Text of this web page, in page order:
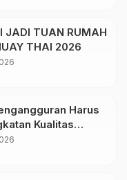
JADI TUAN RUMAH
THAI 2026
Harus
Kualitas